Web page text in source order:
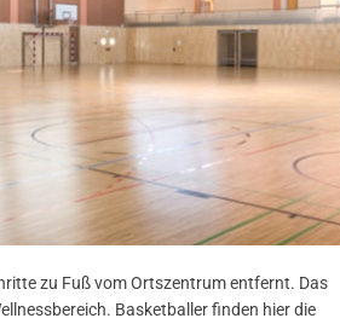
zu Fuß vom Ortszentrum entfernt. Das
Basketballer finden hier die